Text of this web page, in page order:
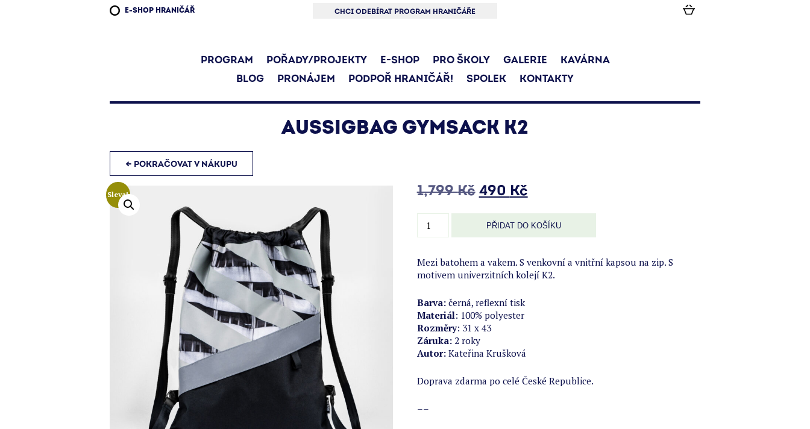
E-SHOP HRANIČÁŘ CHCI ODEBÍRAT PROGRAM HRANIČÁŘE
PROGRAM POŘADY/PROJEKTY E-SHOP PRO ŠKOLY GALERIE
KAVÁRNA
BLOG
PRONÁJEM PODPOŘ HRANIČÁŘ! SPOLEK KONTAKTY
AUSSIGBAG GYMSACK K2
← POKRAČOVAT V NÁKUPU
Sleva! 1,799Kč Původní
byla:
1,799 Kč.
490 KčAktuální
je:
490 Kč.
Gymsack
množství
PŘIDAT DO KOŠÍKU
Mezi batohem a vakem. S venkovní a vnitřní kapsou na zip. S
motivem univerzitních kolejí K2.
Barva:černá, reflexní tisk
Materiál: 100% polyester
Rozměry: 31 x 43
Záruka:2 roky
Autor:Kateřina Krušková
Doprava zdarma po celé České Republice.
––